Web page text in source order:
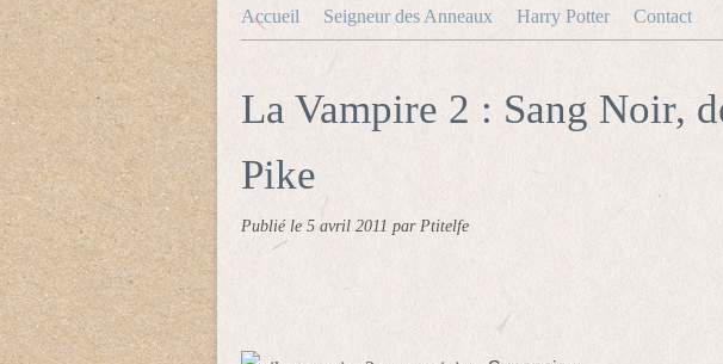
Accueil Seigneur des Anneaux Harry Potter Contact
La Vampire 2 : Sang Noir,
Pike
Publié le 5 avril 2011 par Ptitelfe